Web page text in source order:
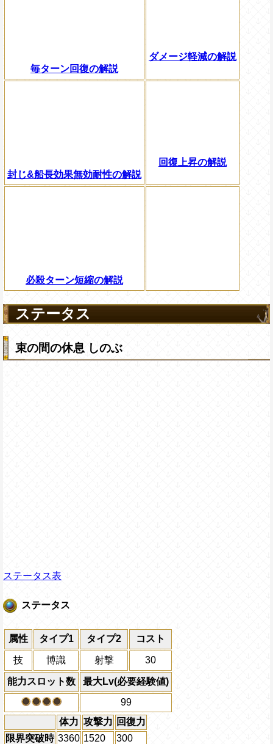
毎ターン回復の解説
ダメージ軽減の解説
封じ&船長効果無効耐性の解説
回復上昇の解説
必殺ターン短縮の解説
ステータス
束の間の休息 しのぶ
ステータス表
ステータス
属性 タイプ1 タイプ2 コスト
技 博識 射撃 30
能力スロット数
最大Lv(必要経験値)
99
体力 攻撃力 回復力
限界突破時 3360 1520 300